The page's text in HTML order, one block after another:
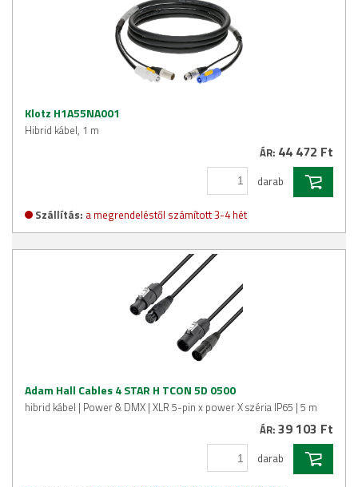
Klotz H1A55NA001
Hibrid kábel, 1 m
ÁR: 44 472 Ft
darab
Szállítás: a megrendeléstől számított 3-4 hét
Adam Hall Cables 4 STAR H TCON 5D 0500
hibrid kábel | Power & DMX | XLR 5-pin x power X széria IP65 | 5 m
ÁR: 39 103 Ft
darab